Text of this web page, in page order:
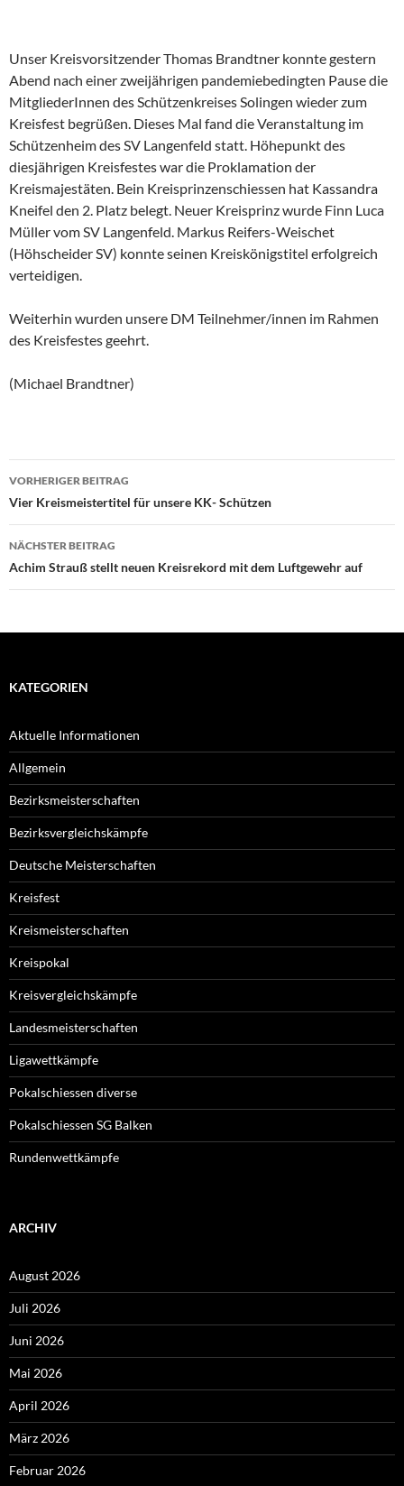
Unser Kreisvorsitzender Thomas Brandtner konnte gestern
Abend nach einer zweijährigen pandemiebedingten Pause die
MitgliederInnen des Schützenkreises Solingen wieder zum
Kreisfest begrüßen. Dieses Mal fand die Veranstaltung im
Schützenheim des SV Langenfeld statt. Höhepunkt des
diesjährigen Kreisfestes war die Proklamation der
Kreismajestäten. Bein Kreisprinzenschiessen hat Kassandra
Kneifel den 2. Platz belegt. Neuer Kreisprinz wurde Finn Luca
Müller vom SV Langenfeld. Markus Reifers-Weischet
(Höhscheider SV) konnte seinen Kreiskönigstitel erfolgreich
verteidigen.
Weiterhin wurden unsere DM Teilnehmer/innen im Rahmen
des Kreisfestes geehrt.
(Michael Brandtner)
Beitragsnavigation
VORHERIGER BEITRAG
Vier Kreismeistertitel für unsere KK- Schützen
NÄCHSTER BEITRAG
Achim Strauß stellt neuen Kreisrekord mit dem Luftgewehr auf
KATEGORIEN
Aktuelle Informationen
Allgemein
Bezirksmeisterschaften
Bezirksvergleichskämpfe
Deutsche Meisterschaften
Kreisfest
Kreismeisterschaften
Kreispokal
Kreisvergleichskämpfe
Landesmeisterschaften
Ligawettkämpfe
Pokalschiessen diverse
Pokalschiessen SG Balken
Rundenwettkämpfe
ARCHIV
August 2026
Juli 2026
Juni 2026
Mai 2026
April 2026
März 2026
Februar 2026